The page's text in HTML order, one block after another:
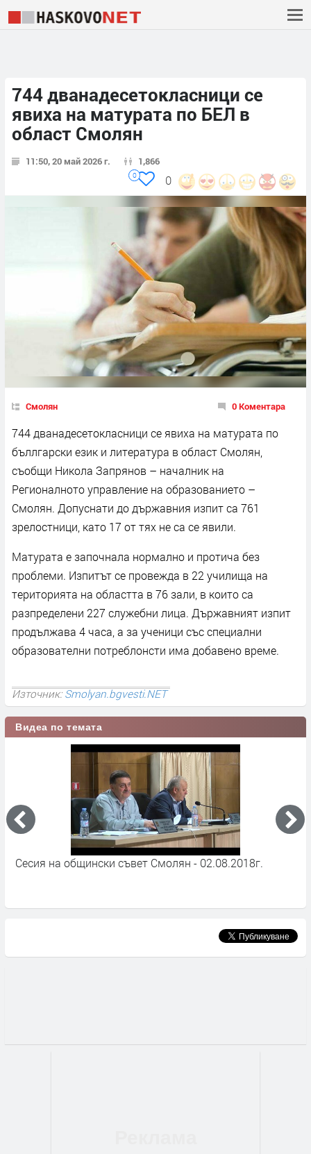
744 дванадесетокласници се
явиха на матурата по БЕЛ в
област Смолян
11:50, 20 май 2026 г. 1,866
0
0
Смолян 0 Коментара
744 дванадесетокласници се явиха на матурата по
бъллгарски език и литература в област Смолян,
съобщи Никола Запрянов – началник на
Регионалното управление на образованието –
Смолян. Допуснати до държавния изпит са 761
зрелостници, като 17 от тях не са се явили.
Матурата е започнала нормално и протича без
проблеми. Изпитът се провежда в 22 училища на
територията на областта в 76 зали, в които са
разпределени 227 служебни лица. Държавният изпит
продължава 4 часа, а за ученици със специални
образователни потреблонсти има добавено време.
Източник:Smolyan.bgvesti.NET
Видеа по темата
Сесия на общински съвет Смолян - 02.08.2018г.